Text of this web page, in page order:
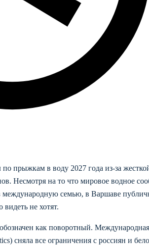
прыжкам в воду 2027 года из‑за
Несмотря на то что мировое водное
семью, в Варшаве
не хотят.
как поворотный. Международная
сняла все ограничения с россиян и